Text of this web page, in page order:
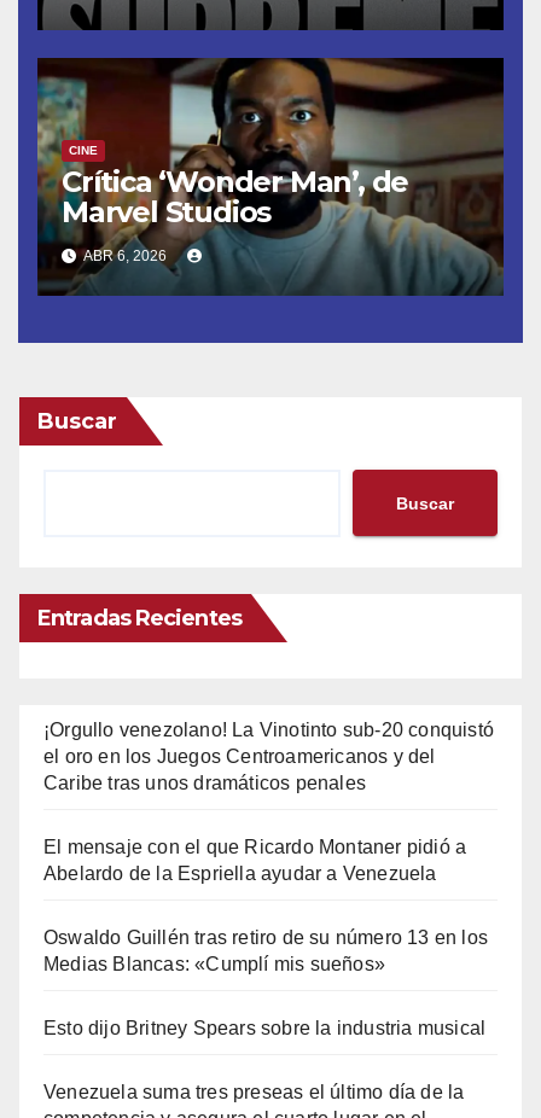
CINE
Crítica ‘Wonder Man’, de
Marvel Studios
ABR 6, 2026
Buscar
Buscar
Entradas Recientes
¡Orgullo venezolano! La Vinotinto sub-20 conquistó
el oro en los Juegos Centroamericanos y del
Caribe tras unos dramáticos penales
El mensaje con el que Ricardo Montaner pidió a
Abelardo de la Espriella ayudar a Venezuela
Oswaldo Guillén tras retiro de su número 13 en los
Medias Blancas: «Cumplí mis sueños»
Esto dijo Britney Spears sobre la industria musical
Venezuela suma tres preseas el último día de la